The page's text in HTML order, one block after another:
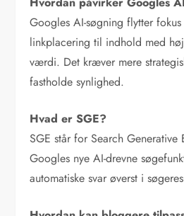
Googles AI-søgning flytter fokus
linkplacering til indhold med
værdi. Det kræver mere
fastholde synlighed.
Hvad er SGE?
SGE står for Search Generative
Googles nye AI-drevne
automatiske svar øverst i